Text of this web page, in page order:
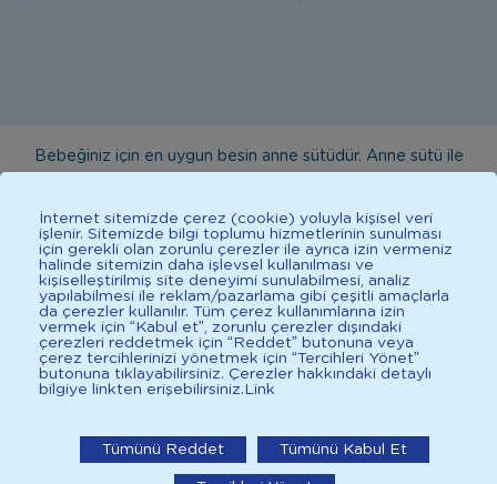
Bebeğiniz için en uygun besin anne sütüdür. Anne sütü ile
danışınız. Bu sitede yayınlanan bilgiler hekim tavsiyesi
yerine geçmez. En doğru bilgi için doktorunuza danışınız.
Sağlıklı yaşam için dengeli, çeşitli beslenilmelidir. *D vitamini
çocuklarda bağışıklık sisteminin normal işlevine katkıda
bulunur.
İnternet sitemizde çerez (cookie) yoluyla kişisel veri
işlenir. Sitemizde bilgi toplumu hizmetlerinin sunulması
için gerekli olan zorunlu çerezler ile ayrıca izin vermeniz
halinde sitemizin daha işlevsel kullanılması ve
kişiselleştirilmiş site deneyimi sunulabilmesi, analiz
yapılabilmesi ile reklam/pazarlama gibi çeşitli amaçlarla
da çerezler kullanılır. Tüm çerez kullanımlarına izin
vermek için “Kabul et”, zorunlu çerezler dışındaki
çerezleri reddetmek için “Reddet” butonuna veya
çerez tercihlerinizi yönetmek için “Tercihleri Yönet”
butonuna tıklayabilirsiniz. Çerezler hakkındaki detaylı
bilgiye linkten erişebilirsiniz. Link
Tümünü Reddet Tümünü Kabul Et